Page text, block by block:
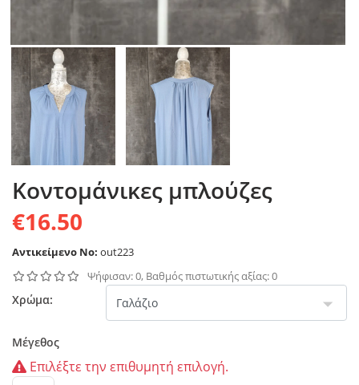
Κοντομάνικες μπλούζες
€16.50
Αντικείμενο No: out223
Ψήφισαν: 0, Βαθμός πιστωτικής αξίας: 0
Χρώμα:
Μέγεθος
Επιλέξτε την επιθυμητή επιλογή.